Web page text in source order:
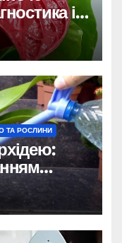
і
ТА РОСЛИНИ